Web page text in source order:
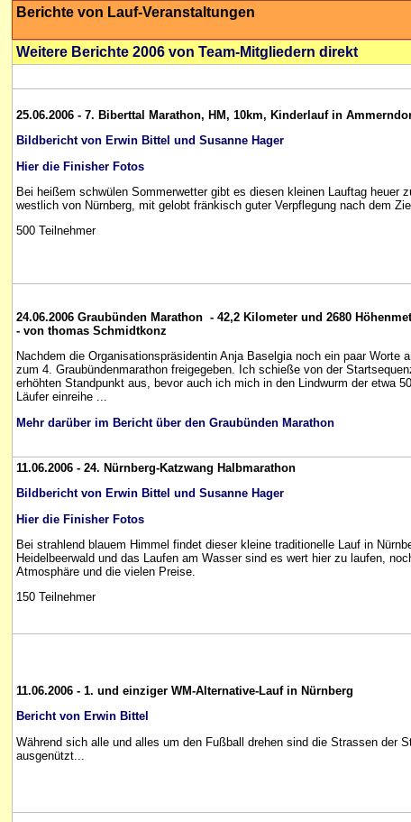
Berichte von Lauf-Veranstaltungen
Weitere Berichte 2006 von Team-Mitgliedern direkt
25.06.2006 - 7. Biberttal Marathon, HM, 10km, Kinderlauf in
Bildbericht von Erwin Bittel und Susanne Hager
Hier die Finisher Fotos
Bei heißem schwülen Sommerwetter gibt es diesen kleinen Lauftag heuer
westlich von Nürnberg, mit gelobt fränkisch guter Verpflegung nach dem Ziel.
500 Teilnehmer
24.06.2006 Graubünden Marathon - 42,2 Kilometer und 2680
- von thomas Schmidtkonz
Nachdem die Organisationspräsidentin Anja Baselgia noch ein paar Worte
zum 4. Graubündenmarathon freigegeben. Ich schieße von der
erhöhten Standpunkt aus, bevor auch ich mich in den Lindwurm der etwa
Läufer einreihe ...
Mehr darüber im Bericht über den Graubünden Marathon
11.06.2006 - 24. Nürnberg-Katzwang Halbmarathon
Bildbericht von Erwin Bittel und Susanne Hager
Hier die Finisher Fotos
Bei strahlend blauem Himmel findet dieser kleine traditionelle Lauf in
Heidelbeerwald und das Laufen am Wasser sind es wert hier zu laufen,
Atmosphäre und die vielen Preise.
150 Teilnehmer
11.06.2006 - 1. und einziger WM-Alternative-Lauf in Nürnberg
Bericht von Erwin Bittel
Während sich alle und alles um den Fußball drehen sind die Strassen der
ausgenützt...